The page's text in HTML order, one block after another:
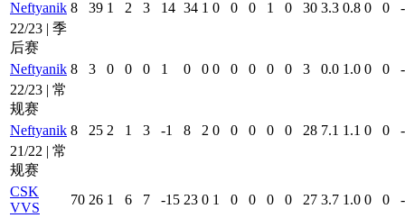
Neftyanik 8 39 1 2 3 14 34 1 0 0 0 1 0 30 3.3 0.8 0 0
-
22/23 | 季
后赛
Neftyanik 8 3 0 0 0 1 0 0 0 0 0 0 0 3 0.0 1.0 0 0
-
22/23 | 常
规赛
Neftyanik 8 25 2 1 3 -1 8 2 0 0 0 0 0 28 7.1 1.1 0 0
-
21/22 | 常
规赛
CSK
VVS
70 26 1 6 7 -15 23 0 1 0 0 0 0 27 3.7 1.0 0 0
-